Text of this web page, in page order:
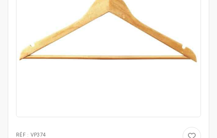
RÉF : VP374